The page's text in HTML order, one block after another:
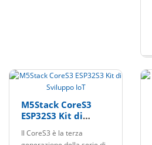
M5Stack CoreS3
ESP32S3 Kit di
Il CoreS3 è la terza